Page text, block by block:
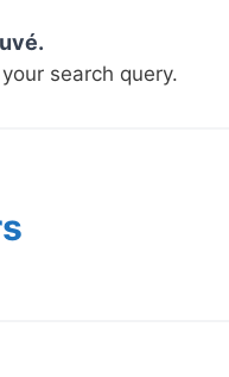
search query.